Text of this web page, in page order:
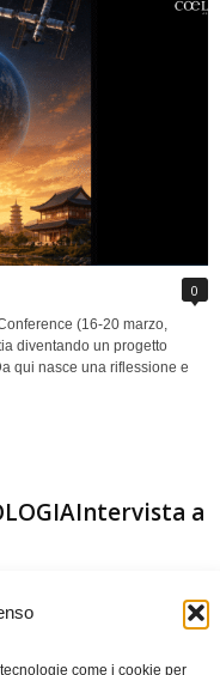
come i cookie per
0
(16-20 marzo,
diventando un progetto
qui nasce una riflessione e
a